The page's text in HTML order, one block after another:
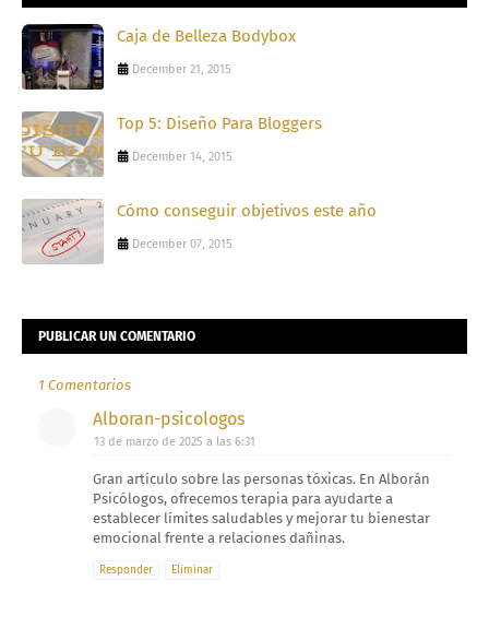
Caja de Belleza Bodybox
December 21, 2015
Top 5: Diseño Para Bloggers
December 14, 2015
Cómo conseguir objetivos este año
December 07, 2015
PUBLICAR UN COMENTARIO
1 Comentarios
Alboran-psicologos
13 de marzo de 2025 a las 6:31
Gran artículo sobre las personas tóxicas. En Alborán
Psicólogos, ofrecemos terapia para ayudarte a
establecer límites saludables y mejorar tu bienestar
emocional frente a relaciones dañinas.
Responder Eliminar